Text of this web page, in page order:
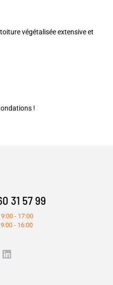
végétalisée extensive et
!
31 57 99
- 17:00
- 16:00